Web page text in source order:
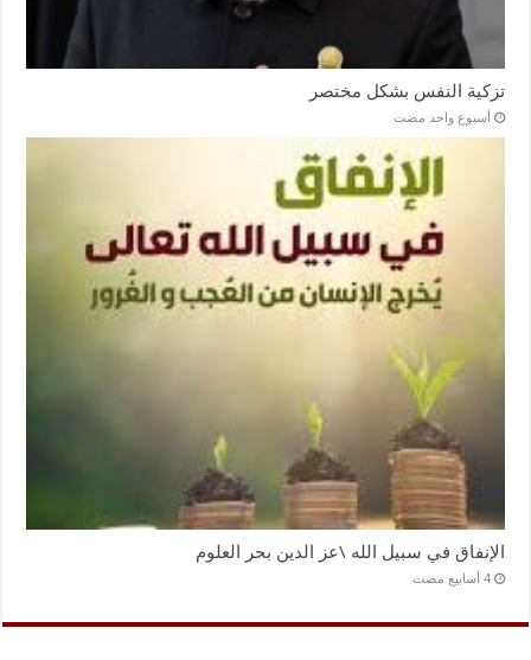
تزكية النفس بشكل مختصر
‏أسبوع واحد مضت
الإنفاق في سبيل الله \عز الدين بحر العلوم
‏4 أسابيع مضت